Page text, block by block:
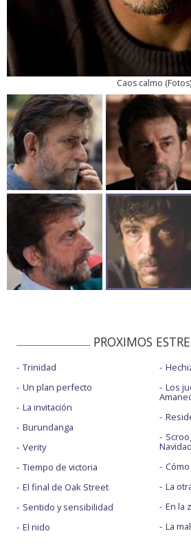
Caos calmo (Fotos)
PROXIMOS
Trinidad
Un plan perfecto
La invitación
Burundanga
Verity
Tiempo de victoria
El final de Oak Street
Sentido y sensibilidad
El nido
Los
La
En la
La